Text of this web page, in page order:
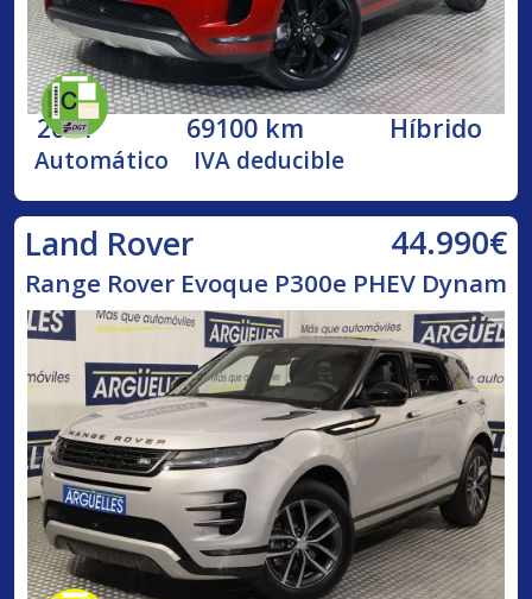
2021 69100 km Híbrido
Automático IVA deducible
Land Rover 44.990€
Range Rover Evoque P300e PHEV Dynam